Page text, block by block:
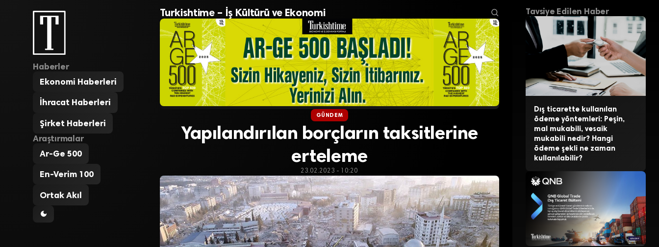
Haberler
Ekonomi Haberleri
İhracat Haberleri
Şirket Haberleri
Araştırmalar
Ar-Ge 500
En-Verim 100
Ortak Akıl
Turkishtime – İş Kültürü ve Ekonomi
GÜNDEM
Yapılandırılan borçların taksitlerine
erteleme
23.02.2023 - 10:20
Tavsiye Edilen Haber
Dış ticarette kullanılan
ödeme yöntemleri: Peşin,
mal mukabili, vesaik
mukabili nedir? Hangi
ödeme şekli ne zaman
kullanılabilir?